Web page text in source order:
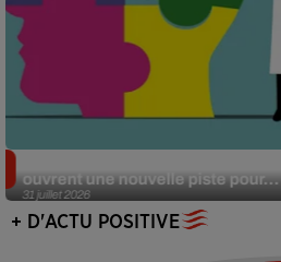
31 juillet 2026
ouvrent une nouvelle piste pour...
+ D'ACTU POSITIVE